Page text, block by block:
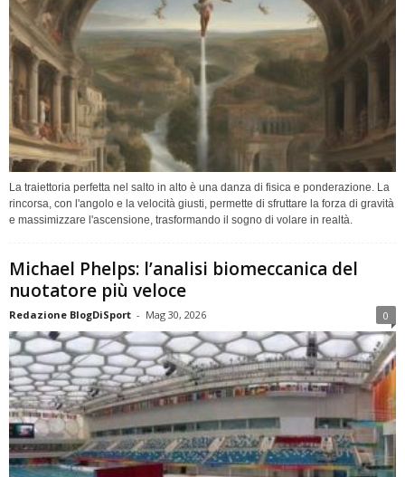
La traiettoria perfetta nel salto in alto è una danza di fisica e ponderazione. La
rincorsa, con l'angolo e la velocità giusti, permette di sfruttare la forza di gravità
e massimizzare l'ascensione, trasformando il sogno di volare in realtà.
Michael Phelps: l’analisi biomeccanica del
nuotatore più veloce
Redazione BlogDiSport - Mag 30, 2026 0